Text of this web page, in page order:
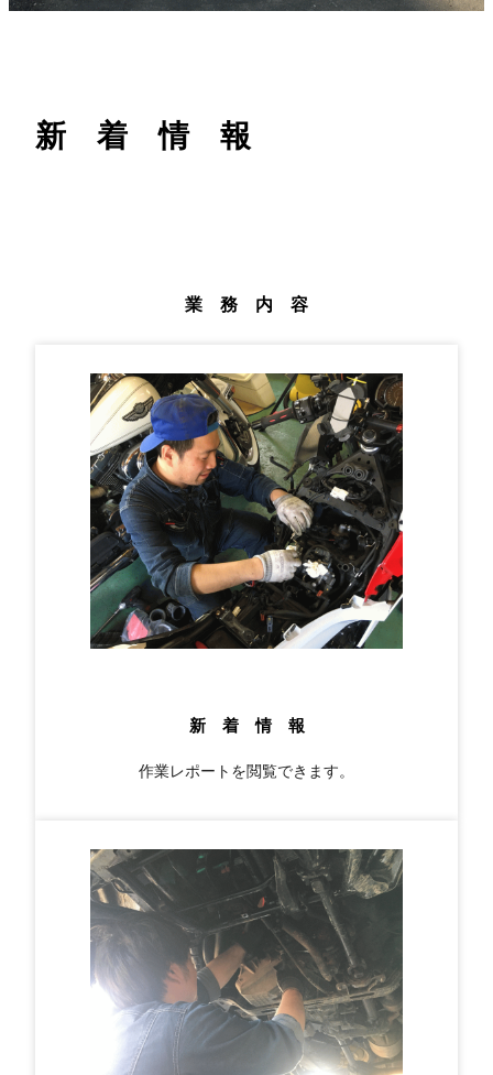
新 着 情 報
業 務 内 容
新 着 情 報
作業レポートを閲覧できます。